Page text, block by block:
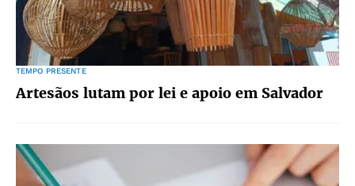
TEMPO PRESENTE
Artesãos lutam por lei e apoio em Salvador